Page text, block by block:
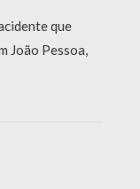
que
João Pessoa,